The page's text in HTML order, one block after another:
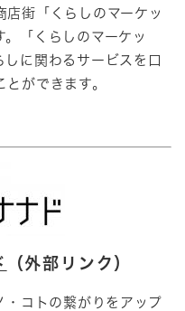
店街「くらしのマーケッ
。「くらしのマーケッ
しに関わるサービスを口
ができます。​
（外部リンク）
・コトの繋がりをアップ